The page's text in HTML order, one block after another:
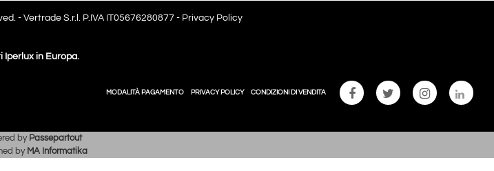
- Vertrade S.r.l. P.IVA IT05676280877 - Privacy Policy
Iperlux in Europa.
MODALITÀ PAGAMENTO PRIVACY POLICY CONDIZIONI DI VENDITA
by Passepartout
by MA Informatika